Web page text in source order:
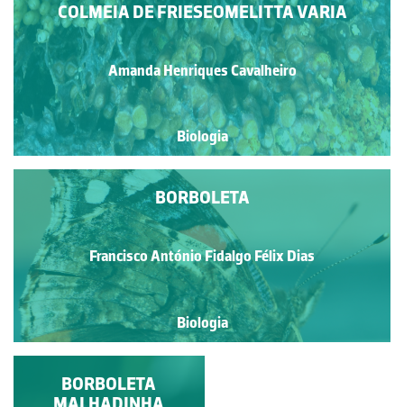
COLMEIA DE FRIESEOMELITTA VARIA
Amanda Henriques Cavalheiro
Biologia
BORBOLETA
Francisco António Fidalgo Félix Dias
Biologia
ADAPTAÇÕES
BORBOLETA